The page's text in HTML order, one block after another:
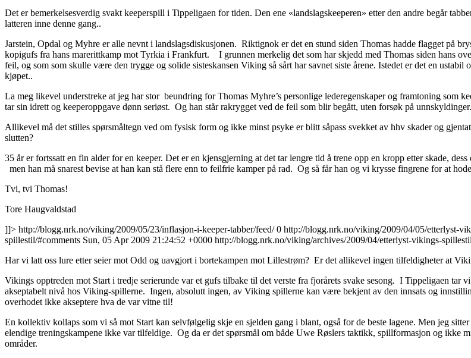
Det er bemerkelsesverdig svakt keeperspill i Tippeligaen for tiden. Den ene «landslagskeeperen» etter den andre begår
latteren inne denne gang..
Jarstein, Opdal og Myhre er alle nevnt i landslagsdiskusjonen. Riktignok er det en stund siden Thomas hadde flagget på
kopigufs fra hans marerittkamp mot Tyrkia i Frankfurt. I grunnen merkelig det som har skjedd med Thomas siden hans
feil, og som som skulle være den trygge og solide sisteskansen Viking så sårt har savnet siste årene. Istedet er det en
kjøpet..
La meg likevel understreke at jeg har stor beundring for Thomas Myhre’s personlige lederegenskaper og framtoning som
tar sin idrett og keeperoppgave dønn seriøst. Og han står rakrygget ved de feil som blir begått, uten forsøk på
Allikevel må det stilles spørsmåltegn ved om fysisk form og ikke minst psyke er blitt såpass svekket av hhv skader og
slutten?
35 år er fortssatt en fin alder for en keeper. Det er en kjensgjerning at det tar lengre tid å trene opp en kropp etter skade,
men han må snarest bevise at han kan stå flere enn to feilfrie kamper på rad. Og så får han og vi krysse fingrene for at
Tvi, tvi Thomas!
Tore Haugvaldstad
]]> http://blogg.nrk.no/viking/2009/05/23/inflasjon-i-keeper-tabber/feed/ 0 http://blogg.nrk.no/viking/2009/04/05/etterlyst-
spillestil/#comments Sun, 05 Apr 2009 21:24:52 +0000 http://blogg.nrk.no/viking/archives/2009/04/etterlyst-vikings-
Har vi latt oss lure etter seier mot Odd og uavgjort i bortekampen mot Lillestrøm? Er det allikevel ingen tilfeldigheter at
Vikings opptreden mot Start i tredje serierunde var et gufs tilbake til det verste fra fjorårets svake sesong. I Tippeligaen tar
akseptabelt nivå hos Viking-spillerne. Ingen, absolutt ingen, av Viking spillerne kan være bekjent av den innsats og
overhodet ikke akseptere hva de var vitne til!
En kollektiv kollaps som vi så mot Start kan selvfølgelig skje en sjelden gang i blant, også for de beste lagene. Men jeg
elendige treningskampene ikke var tilfeldige. Og da er det spørsmål om både Uwe Røslers taktikk, spillformasjon og ikke
områder.